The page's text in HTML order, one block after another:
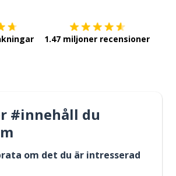
1.47 miljoner recensioner
#innehåll du
om det du är intresserad